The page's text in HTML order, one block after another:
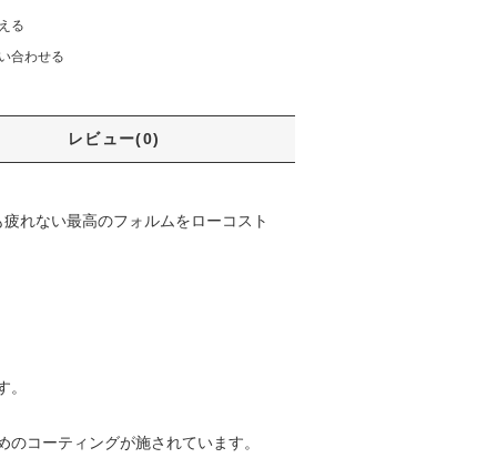
る
合わせる
レビュー(0)
れない最高のフォルムをローコスト
コーティングが施されています。